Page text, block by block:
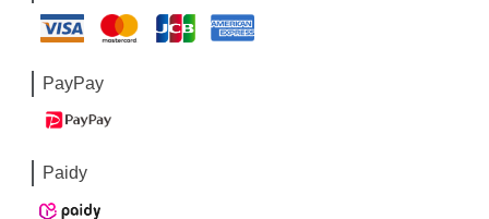
PayPay
Paidy